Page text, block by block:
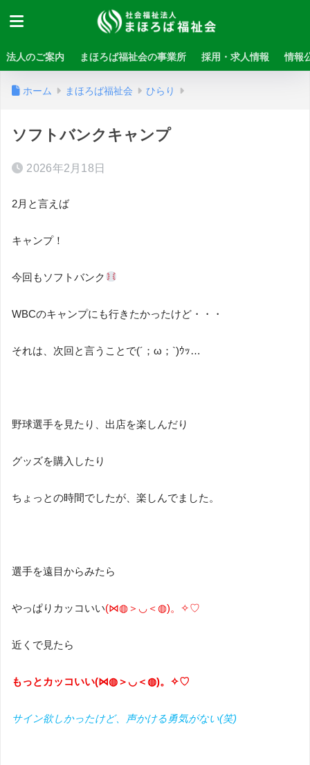
法人のご案内 まほろば福祉会の事業所 採用・求人情報 情報
ホーム まほろば福祉会 ひらり
ソフトバンクキャンプ
2026年2月18日
2月と言えば
キャンプ！
今回もソフトバンク
WBCのキャンプにも行きたかったけど・・・
それは、次回と言うことで(´；ω； `)ｳｯ…
野球選手を見たり、出店を楽しんだり
グッズを購入したり
ちょっとの時間でしたが、楽しんでました。
選手を遠目からみたら
やっぱりカッコいい(⋈◍＞◡＜◍)。✧♡
近くで見たら
もっとカッコいい(⋈◍＞◡＜◍)。✧♡
サイン欲しかったけど、声かける勇気がない(笑)